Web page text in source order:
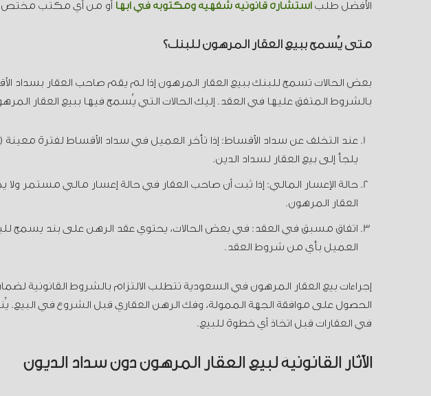
الأفضل طلباستشارة قانونية شفهية ومكتوبة في أبها أو من أي مكتب مختص
متى يُسمح ببيع العقار المرهون للبنك؟
بعض الحالات تسمح للبنك ببيع العقار المرهون إذا لم يقم صاحب العقار بسداد
بالشروط المتفق عليها في العقد. إليك الحالات التي يُسمح فيها ببيع العقار
يلجأ إلى بيع العقار لسداد الدين.
حالة الإعسار المالي: إذا ثبت أن صاحب العقار في حالة إعسار مالي مستمر ولا
العقار المرهون.
اتفاق مسبق في العقد: في بعض الحالات، يحتوي عقد الرهن على بند يسمح
العميل بأي من شروط العقد.
إجراءات بيع العقار المرهون في السعودية تتطلب الالتزام بالشروط القانونية
الحصول على موافقة الجهة الممولة، وفك الرهن العقاري قبل الشروع في البيع.
في العقارات قبل اتخاذ أي خطوة للبيع.
الآثار القانونية لبيع العقار المرهون دون سداد الديون